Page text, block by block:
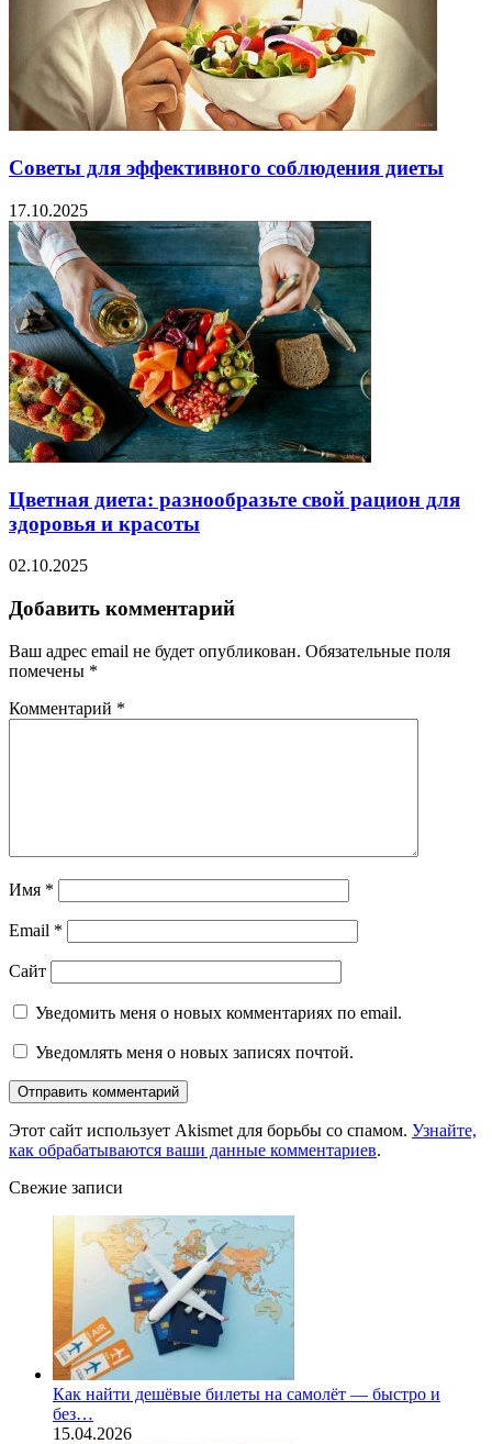
Советы для эффективного соблюдения диеты
17.10.2025
Цветная диета: разнообразьте свой рацион для
здоровья и красоты
02.10.2025
Добавить комментарий
Ваш адрес email не будет опубликован. Обязательные поля
помечены *
Комментарий *
Имя *
Email *
Сайт
Уведомить меня о новых комментариях по email.
Уведомлять меня о новых записях почтой.
Этот сайт использует Akismet для борьбы со спамом. Узнайте,
как обрабатываются ваши данные комментариев.
Свежие записи
Как найти дешёвые билеты на самолёт — быстро и
без…
15.04.2026